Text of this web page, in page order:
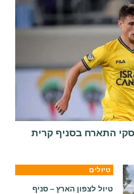
התארח בסניף קרית
טיולים
טיול לצפון הארץ – סניף